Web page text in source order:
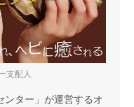
支配人
ンター」が運営するオ